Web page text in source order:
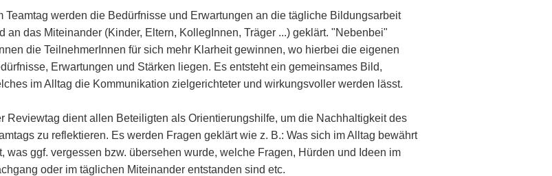
Teamtag werden die Bedürfnisse und Erwartungen an die tägliche Bildungsarbeit
an das Miteinander (Kinder, Eltern, KollegInnen, Träger ...) geklärt. "Nebenbei"
die TeilnehmerInnen für sich mehr Klarheit gewinnen, wo hierbei die eigenen
Erwartungen und Stärken liegen. Es entsteht ein gemeinsames Bild,
im Alltag die Kommunikation zielgerichteter und wirkungsvoller werden lässt.
Reviewtag dient allen Beteiligten als Orientierungshilfe, um die Nachhaltigkeit des
zu reflektieren. Es werden Fragen geklärt wie z. B.: Was sich im Alltag bewährt
was ggf. vergessen bzw. übersehen wurde, welche Fragen, Hürden und Ideen im
oder im täglichen Miteinander entstanden sind etc.